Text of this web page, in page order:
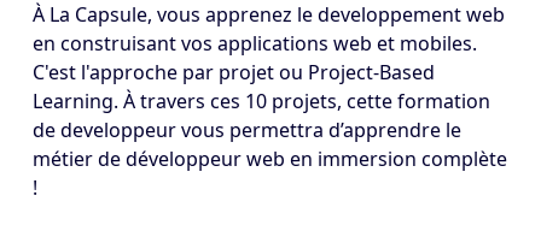
À La Capsule, vous apprenez le developpement web
en construisant vos applications web et mobiles.
C'est l'approche par projet ou Project-Based
Learning. À travers ces 10 projets, cette formation
de developpeur vous permettra d’apprendre le
métier de développeur web en immersion complète
!